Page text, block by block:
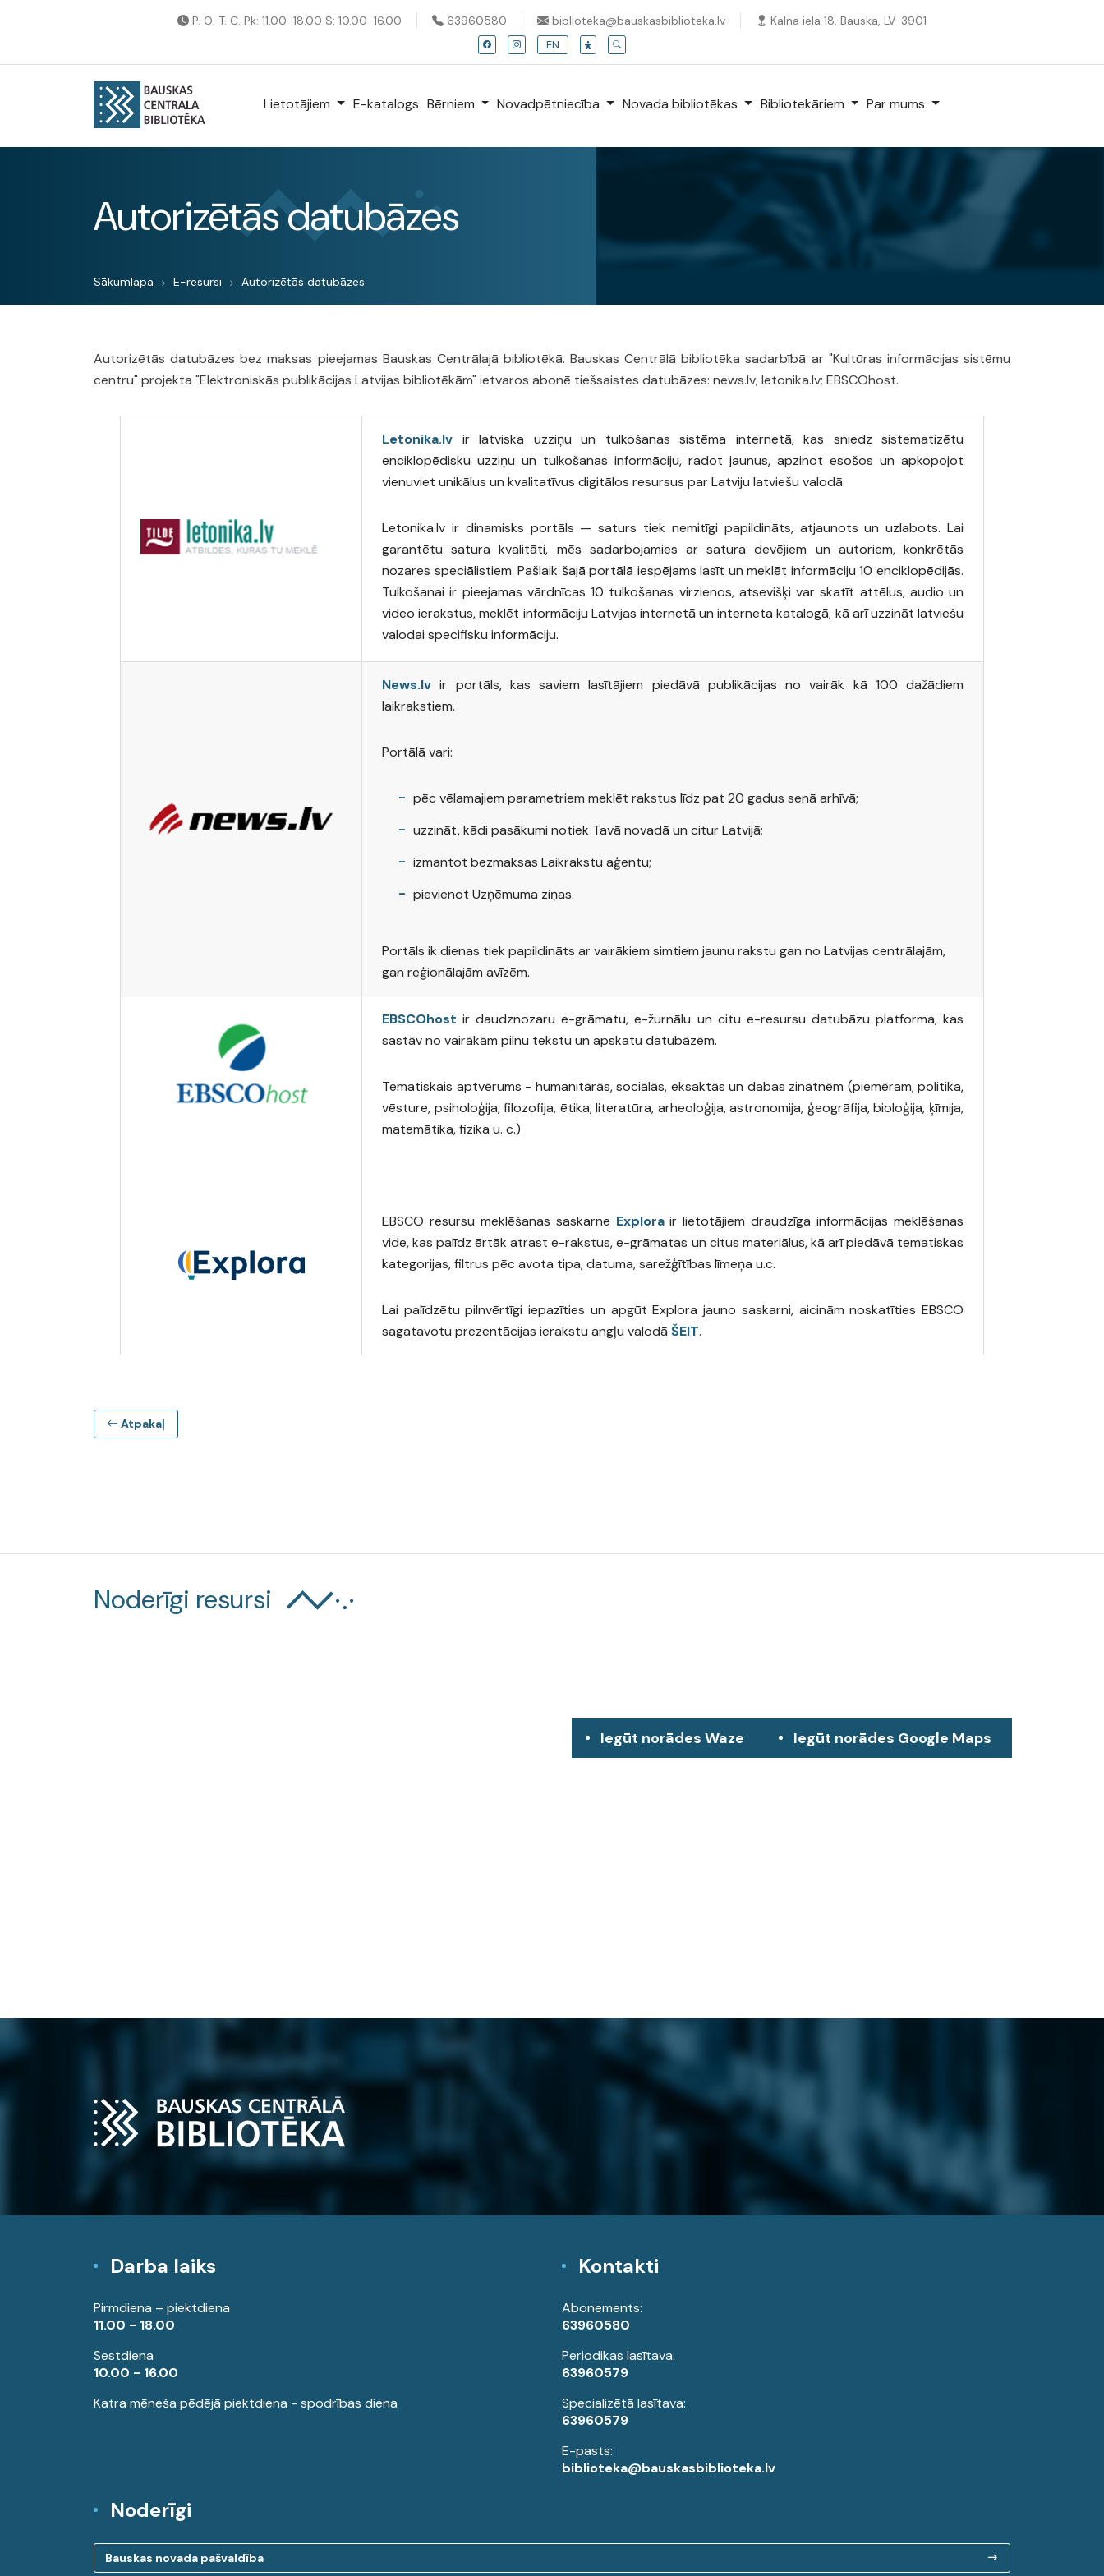
P. O. T. C. Pk: 11.00-18.00 S: 10.00-16.00 63960580 biblioteka@bauskasbiblioteka.lv Kalna iela 18, Bauska, LV-3901
EN
Lietotājiem E-katalogs Bērniem Novadpētniecība Novada bibliotēkas Bibliotekāriem Par mums
Autorizētās datubāzes
Sākumlapa E-resursi Autorizētās datubāzes
Autorizētās datubāzes bez maksas pieejamas Bauskas Centrālajā bibliotēkā. Bauskas Centrālā bibliotēka sadarbībā ar "Kultūras informācijas sistēmu
centru" projekta "Elektroniskās publikācijas Latvijas bibliotēkām" ietvaros abonē tiešsaistes datubāzes: news.lv; letonika.lv; EBSCOhost.
Letonika.lv ir latviska uzziņu un tulkošanas sistēma internetā, kas sniedz sistematizētu
enciklopēdisku uzziņu un tulkošanas informāciju, radot jaunus, apzinot esošos un apkopojot
vienuviet unikālus un kvalitatīvus digitālos resursus par Latviju latviešu valodā.
Letonika.lv ir dinamisks portāls — saturs tiek nemitīgi papildināts, atjaunots un uzlabots. Lai
garantētu satura kvalitāti, mēs sadarbojamies ar satura devējiem un autoriem, konkrētās
nozares speciālistiem. Pašlaik šajā portālā iespējams lasīt un meklēt informāciju 10 enciklopēdijās.
Tulkošanai ir pieejamas vārdnīcas 10 tulkošanas virzienos, atsevišķi var skatīt attēlus, audio un
video ierakstus, meklēt informāciju Latvijas internetā un interneta katalogā, kā arī uzzināt latviešu
valodai specifisku informāciju.
News.lv ir portāls, kas saviem lasītājiem piedāvā publikācijas no vairāk kā 100 dažādiem
laikrakstiem.
Portālā vari:
pēc vēlamajiem parametriem meklēt rakstus līdz pat 20 gadus senā arhīvā;
uzzināt, kādi pasākumi notiek Tavā novadā un citur Latvijā;
izmantot bezmaksas Laikrakstu aģentu;
pievienot Uzņēmuma ziņas.
Portāls ik dienas tiek papildināts ar vairākiem simtiem jaunu rakstu gan no Latvijas centrālajām,
gan reģionālajām avīzēm.
EBSCOhost ir daudznozaru e-grāmatu, e-žurnālu un citu e-resursu datubāzu platforma, kas
sastāv no vairākām pilnu tekstu un apskatu datubāzēm.
Tematiskais aptvērums - humanitārās, sociālās, eksaktās un dabas zinātnēm (piemēram, politika,
vēsture, psiholoģija, filozofija, ētika, literatūra, arheoloģija, astronomija, ģeogrāfija, bioloģija, ķīmija,
matemātika, fizika u. c.)
EBSCO resursu meklēšanas saskarne Explorair lietotājiem draudzīga informācijas meklēšanas
vide, kas palīdz ērtāk atrast e-rakstus, e-grāmatas un citus materiālus, kā arī piedāvā tematiskas
kategorijas, filtrus pēc avota tipa, datuma, sarežģītības līmeņa u.c.
Lai palīdzētu pilnvērtīgi iepazīties un apgūt Explora jauno saskarni, aicinām noskatīties EBSCO
sagatavotu prezentācijas ierakstu angļu valodā ŠEIT.
Atpakaļ
Noderīgi resursi
Iegūt norādes Waze Iegūt norādes Google Maps
Darba laiks
Pirmdiena – piektdiena
11.00 - 18.00
Sestdiena
10.00 - 16.00
Katra mēneša pēdējā piektdiena - spodrības diena
Kontakti
Abonements:
63960580
Periodikas lasītava:
63960579
Specializētā lasītava:
63960579
E-pasts:
biblioteka@bauskasbiblioteka.lv
Noderīgi
Bauskas novada pašvaldība